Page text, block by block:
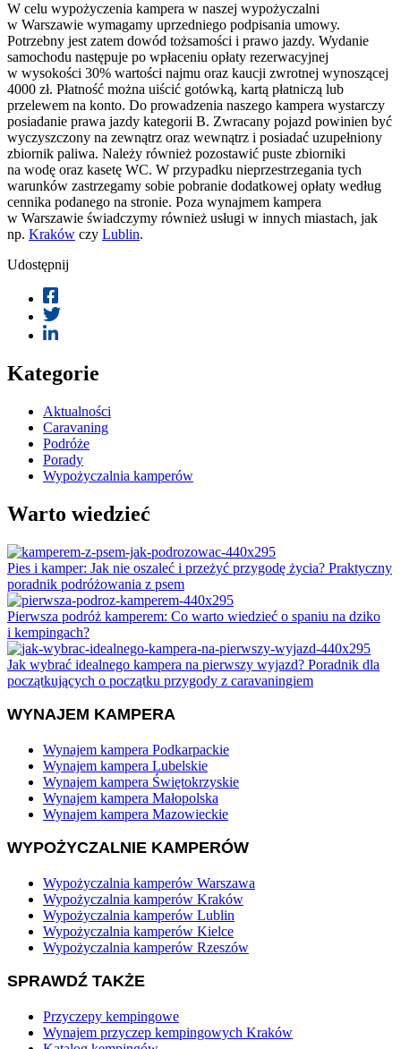
W celu wypożyczenia kampera w naszej wypożyczalni
w Warszawie wymagamy uprzedniego podpisania umowy.
Potrzebny jest zatem dowód tożsamości i prawo jazdy. Wydanie
samochodu następuje po wpłaceniu opłaty rezerwacyjnej
w wysokości 30% wartości najmu oraz kaucji zwrotnej wynoszącej
4000 zł. Płatność można uiścić gotówką, kartą płatniczą lub
przelewem na konto. Do prowadzenia naszego kampera wystarczy
posiadanie prawa jazdy kategorii B. Zwracany pojazd powinien być
wyczyszczony na zewnątrz oraz wewnątrz i posiadać uzupełniony
zbiornik paliwa. Należy również pozostawić puste zbiorniki
na wodę oraz kasetę WC. W przypadku nieprzestrzegania tych
warunków zastrzegamy sobie pobranie dodatkowej opłaty według
cennika podanego na stronie. Poza wynajmem kampera
w Warszawie świadczymy również usługi w innych miastach, jak
np. Kraków czy Lublin.
Udostępnij
Kategorie
Aktualności
Caravaning
Podróże
Porady
Wypożyczalnia kamperów
Warto wiedzieć
Pies i kamper: Jak nie oszaleć i przeżyć przygodę życia? Praktyczny
poradnik podróżowania z psem
Pierwsza podróż kamperem: Co warto wiedzieć o spaniu na dziko
i kempingach?
Jak wybrać idealnego kampera na pierwszy wyjazd? Poradnik dla
początkujących o początku przygody z caravaningiem
WYNAJEM KAMPERA
Wynajem kampera Podkarpackie
Wynajem kampera Lubelskie
Wynajem kampera Świętokrzyskie
Wynajem kampera Małopolska
Wynajem kampera Mazowieckie
WYPOŻYCZALNIE KAMPERÓW
Wypożyczalnia kamperów Warszawa
Wypożyczalnia kamperów Kraków
Wypożyczalnia kamperów Lublin
Wypożyczalnia kamperów Kielce
Wypożyczalnia kamperów Rzeszów
SPRAWDŹ TAKŻE
Przyczepy kempingowe
Wynajem przyczep kempingowych Kraków